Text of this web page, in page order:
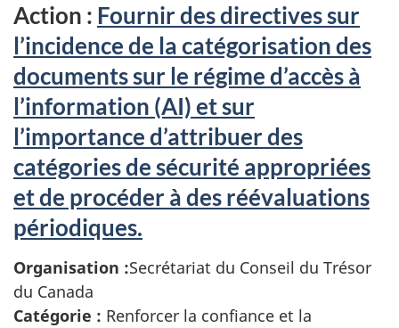
Action : Fournir des directives sur
l’incidence de la catégorisation des
documents sur le régime d’accès à
l’information (AI) et sur
l’importance d’attribuer des
catégories de sécurité appropriées
et de procéder à des réévaluations
périodiques.
Organisation :Secrétariat du Conseil du Trésor
du Canada
Catégorie : Renforcer la confiance et la